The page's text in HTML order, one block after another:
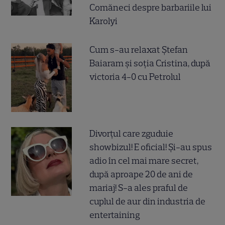
Comăneci despre barbariile lui
Karolyi
Cum s-au relaxat Ștefan
Baiaram și soția Cristina, după
victoria 4-0 cu Petrolul
Divorțul care zguduie
showbizul! E oficial! Și-au spus
adio în cel mai mare secret,
după aproape 20 de ani de
mariaj! S-a ales praful de
cuplul de aur din industria de
entertaining